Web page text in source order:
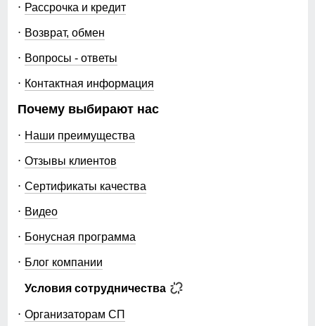
Рассрочка и кредит
Возврат, обмен
Вопросы - ответы
Контактная информация
Почему выбирают нас
Наши преимущества
Отзывы клиентов
Сертификаты качества
Видео
Бонусная программа
Блог компании
Условия сотрудничества
Организаторам СП